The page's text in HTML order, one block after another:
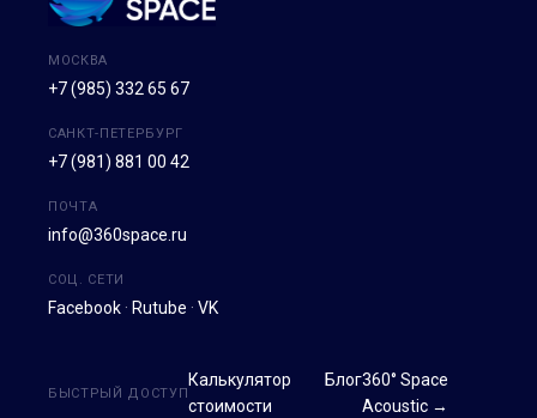
МОСКВА
+7 (985) 332 65 67
САНКТ-ПЕТЕРБУРГ
+7 (981) 881 00 42
ПОЧТА
info@360space.ru
СОЦ. СЕТИ
Facebook · Rutube · VK
БЫСТРЫЙ ДОСТУП
Калькулятор
стоимости
Блог360° Space
Acoustic →